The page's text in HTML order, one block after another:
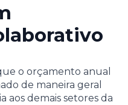
o orçamento anual
de maneira geral
aos demais setores da